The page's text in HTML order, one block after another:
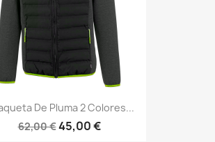
De Pluma 2 Colores...
62,00 €45,00 €